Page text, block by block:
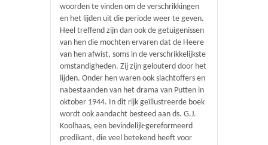
woorden te vinden om de verschrikkingen
en het lijden uit die periode weer te geven.
Heel treffend zijn dan ook de getuigenissen
van hen die mochten ervaren dat de Heere
van hen afwist, soms in de verschrikkelijkste
omstandigheden. Zij zijn gelouterd door het
lijden. Onder hen waren ook slachtoffers en
nabestaanden van het drama van Putten in
oktober 1944. In dit rijk geïllustreerde boek
wordt ook aandacht besteed aan ds. G.J.
Koolhaas, een bevindelijk-gereformeerd
predikant, die veel betekend heeft voor